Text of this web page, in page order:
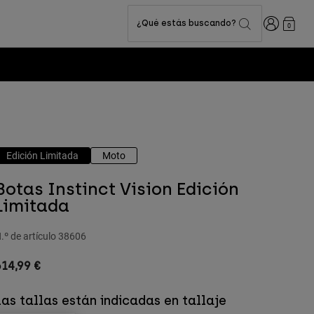
¿Qué estás buscando? Iniciar0
Edición Limitada Moto
Instinct Vision Edición
de artículo 38606
€
tallas están indicadas en tallaje